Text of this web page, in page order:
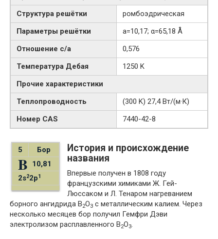
Структура решётки
ромбоэдрическая
Параметры решётки
a=10,17; α=65,18 Å
Отношение c/a
0,576
Температура Дебая
1250 K
Прочие характеристики
Теплопроводность
(300 K) 27,4 Вт/(м·К)
Номер CAS
7440-42-8
5 Бор
B 10,81
2s22p1
История и происхождение
названия
Впервые получен в 1808 году
французскими химиками Ж. Гей-
Люссаком и Л. Тенаром нагреванием
борного ангидрида B2O3 с металлическим калием. Через
несколько месяцев бор получил Гемфри Дэви
электролизом расплавленного B2O3.